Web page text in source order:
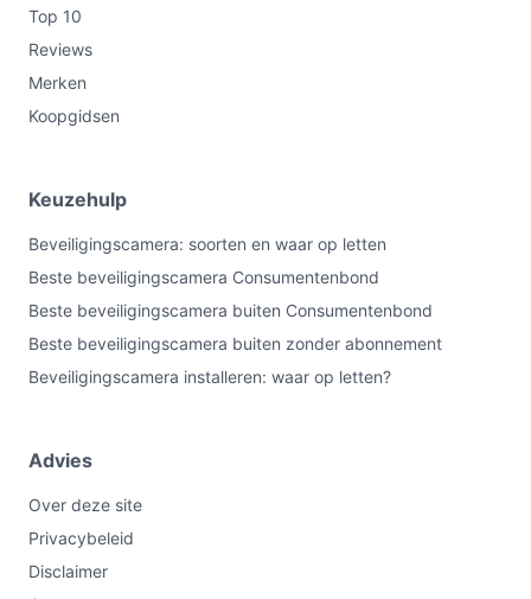
Top 10
Reviews
Merken
Koopgidsen
Keuzehulp
Beveiligingscamera: soorten en waar op letten
Beste beveiligingscamera Consumentenbond
Beste beveiligingscamera buiten Consumentenbond
Beste beveiligingscamera buiten zonder abonnement
Beveiligingscamera installeren: waar op letten?
Advies
Over deze site
Privacybeleid
Disclaimer